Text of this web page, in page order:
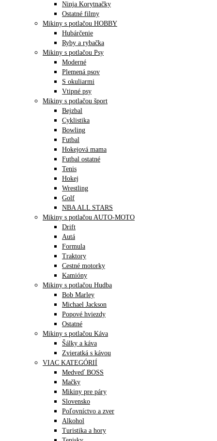
Ninja Korytnačky
Ostatné filmy
Mikiny s potlačou HOBBY
Hubárčenie
Ryby a rybačka
Mikiny s potlačou Psy
Moderné
Plemená psov
S okuliarmi
Vtipné psy
Mikiny s potlačou šport
Bejzbal
Cyklistika
Bowling
Futbal
Hokejová mama
Futbal ostatné
Tenis
Hokej
Wrestling
Golf
NBA ALL STARS
Mikiny s potlačou AUTO-MOTO
Drift
Autá
Formula
Traktory
Cestné motorky
Kamióny
Mikiny s potlačou Hudba
Bob Marley
Michael Jackson
Popové hviezdy
Ostatné
Mikiny s potlačou Káva
Šálky a káva
Zvieratká s kávou
VIAC KATEGÓRIÍ
Medveď BOSS
Mačky
Mikiny pre páry
Slovensko
Poľovníctvo a zver
Alkohol
Turistika a hory